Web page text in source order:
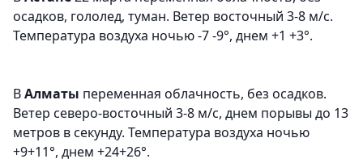
осадков, гололед, туман. Ветер восточный 3-8 м/с.
Температура воздуха ночью -7 -9°, днем +1 +3°.
ВАлматы переменная облачность, без осадков.
Ветер северо-восточный 3-8 м/с, днем порывы до 13
метров в секунду. Температура воздуха ночью
+9+11°, днем +24+26°.